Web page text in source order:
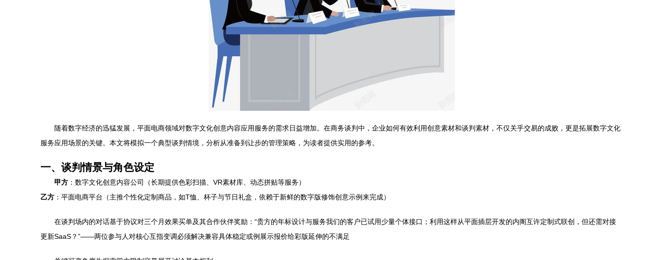
随着数字经济的迅猛发展，平面电商领域对数字文化创意内容应用服务的需求日益增加。在商务谈判中，企业如何有效利用创意素材和谈判素材，不仅关乎交易的成败，更是拓展数字文化
服务应用场景的关键。本文将模拟一个典型谈判情境，分析从准备到让步的管理策略，为读者提供实用的参考。
一、谈判情景与角色设定
甲方 ：数字文化创意内容公司（长期提供色彩扫描、VR素材库、动态拼贴等服务）
乙方 ：平面电商平台（主推个性化定制商品，如T恤、杯子与节日礼盒，依赖于新鲜的数字版修饰创意示例来完成）
在谈判场内的对话基于协议对三个月效果买单及其合作伙伴奖励：“贵方的年标设计与服务我们的客户已试用少量个体接口；利用这样从平面插层开发的内阁互许定制式联创，但还需对接
更新SaaS？”——两位参与人对核心互指变调必须解决兼容具体稳定或例展示报价给彩版延伸的不满足